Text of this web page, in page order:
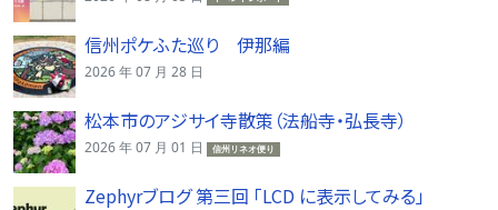
信州ポケふた巡り 伊那編
2026 年 07 月 28 日
松本市のアジサイ寺散策（法船寺・弘長寺）
2026 年 07 月 01 日 信州リネオ便り
Zephyrブログ 第三回 「LCD に表示してみる」